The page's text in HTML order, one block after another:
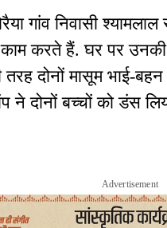
गांव निवासी
करते हैं. घर पर उनकी
तरह दोनों मासूम भाई-
ने दोनों बच्चों को डंस
Advertisement